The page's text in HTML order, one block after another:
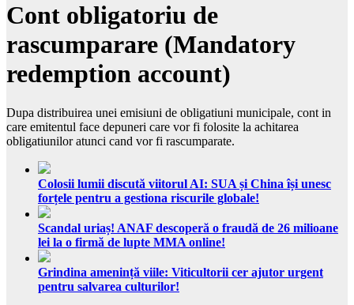
Cont obligatoriu de
rascumparare (Mandatory
redemption account)
Dupa distribuirea unei emisiuni de obligatiuni municipale, cont in
care emitentul face depuneri care vor fi folosite la achitarea
obligatiunilor atunci cand vor fi rascumparate.
Colosii lumii discută viitorul AI: SUA și China își unesc
forțele pentru a gestiona riscurile globale!
Scandal uriaș! ANAF descoperă o fraudă de 26 milioane
lei la o firmă de lupte MMA online!
Grindina amenință viile: Viticultorii cer ajutor urgent
pentru salvarea culturilor!